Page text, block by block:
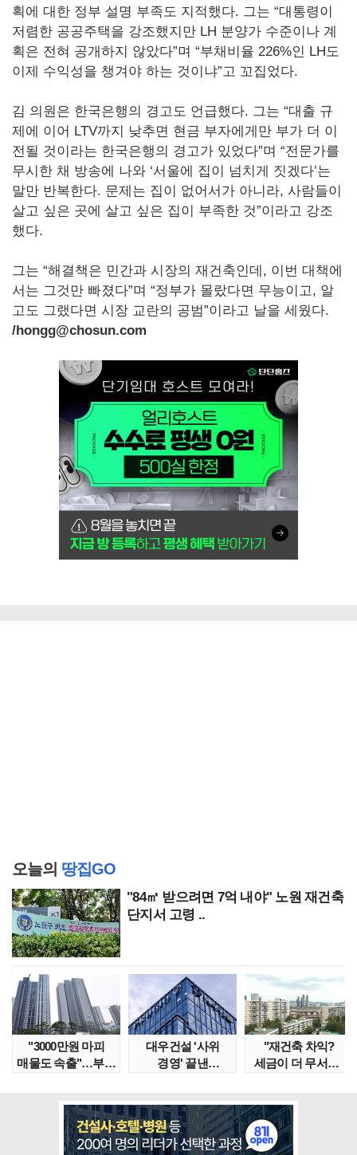
획에 대한 정부 설명 부족도 지적했다. 그는 “대통령이
저렴한 공공주택을 강조했지만 LH 분양가 수준이나 계
획은 전혀 공개하지 않았다”며 “부채비율 226%인 LH도
이제 수익성을 챙겨야 하는 것이냐”고 꼬집었다.
김 의원은 한국은행의 경고도 언급했다. 그는 “대출 규
제에 이어 LTV까지 낮추면 현금 부자에게만 부가 더 이
전될 것이라는 한국은행의 경고가 있었다”며 “전문가를
무시한 채 방송에 나와 ‘서울에 집이 넘치게 짓겠다’는
말만 반복한다. 문제는 집이 없어서가 아니라, 사람들이
살고 싶은 곳에 살고 싶은 집이 부족한 것”이라고 강조
했다.
그는 “해결책은 민간과 시장의 재건축인데, 이번 대책에
서는 그것만 빠졌다”며 “정부가 몰랐다면 무능이고, 알
고도 그랬다면 시장 교란의 공범”이라고 날을 세웠다.
/hongg@chosun.com
오늘의 땅집GO
"84㎡ 받으려면 7억 내야" 노원 재건축
단지서 고령 ..
"3000만원 마피
매물도 속출"…부산
대우건설 '사위
경영' 끝낸
"재건축 차익?
세금이 더 무서워"